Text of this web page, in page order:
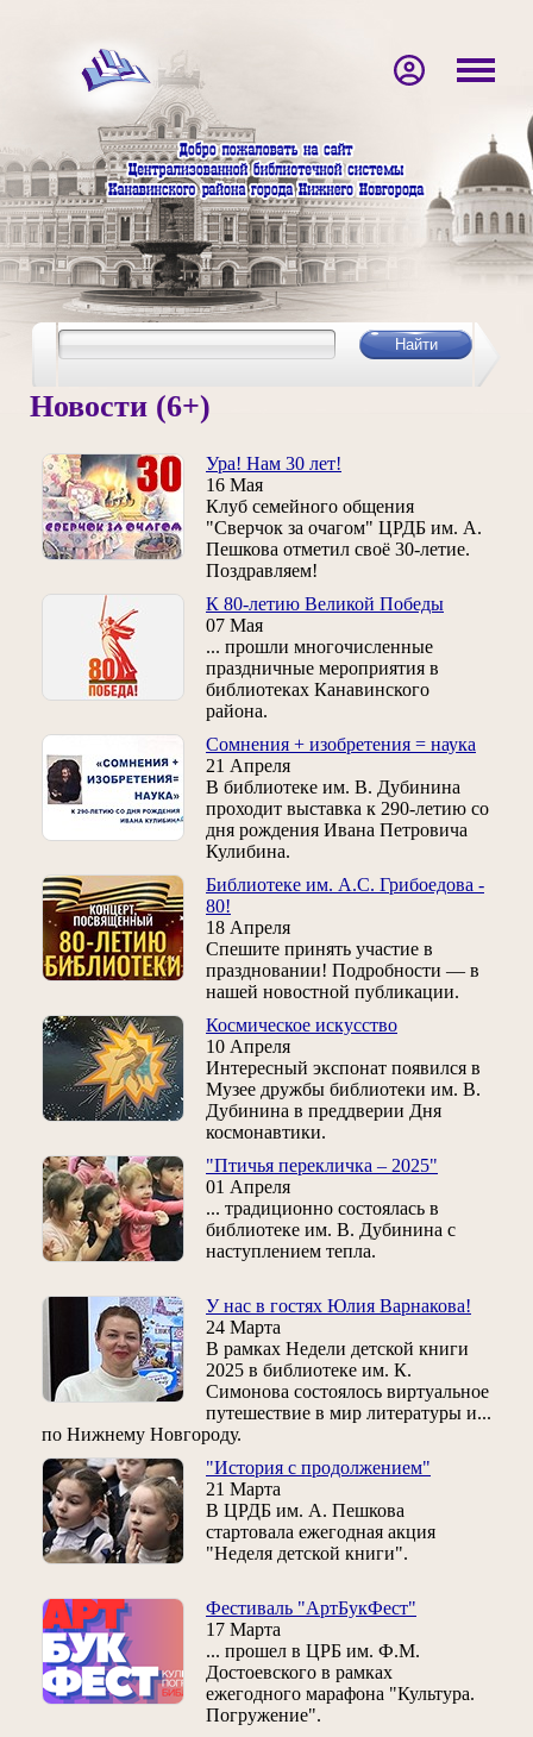
Новости (6+)
Ура! Нам 30 лет!
16 Мая
Клуб семейного общения
"Сверчок за очагом" ЦРДБ им. А.
Пешкова отметил своё 30-летие.
Поздравляем!
К 80-летию Великой Победы
07 Мая
... прошли многочисленные
праздничные мероприятия в
библиотеках Канавинского
района.
Сомнения + изобретения = наука
21 Апреля
В библиотеке им. В. Дубинина
проходит выставка к 290-летию со
дня рождения Ивана Петровича
Кулибина.
Библиотеке им. А.С. Грибоедова -
80!
18 Апреля
Спешите принять участие в
праздновании! Подробности — в
нашей новостной публикации.
Космическое искусство
10 Апреля
Интересный экспонат появился в
Музее дружбы библиотеки им. В.
Дубинина в преддверии Дня
космонавтики.
"Птичья перекличка – 2025"
01 Апреля
... традиционно состоялась в
библиотеке им. В. Дубинина с
наступлением тепла.
У нас в гостях Юлия Варнакова!
24 Марта
В рамках Недели детской книги
2025 в библиотеке им. К.
Симонова состоялось виртуальное
путешествие в мир литературы и...
по Нижнему Новгороду.
"История с продолжением"
21 Марта
В ЦРДБ им. А. Пешкова
стартовала ежегодная акция
"Неделя детской книги".
Фестиваль "АртБукФест"
17 Марта
... прошел в ЦРБ им. Ф.М.
Достоевского в рамках
ежегодного марафона "Культура.
Погружение".